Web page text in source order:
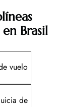
Brasil
vuelo
de